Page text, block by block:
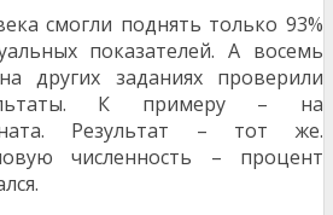
смогли поднять только 93%
показателей. А восемь
других заданиях проверили
К примеру – на
Результат – тот же.
численность – процент